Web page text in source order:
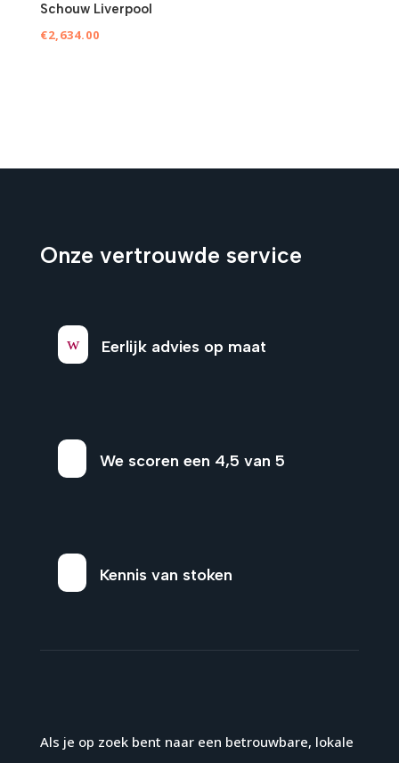
Schouw Liverpool
€2,634.00
Onze vertrouwde service
w Eerlijk advies op maat
We scoren een 4,5 van 5
Kennis van stoken
Als je op zoek bent naar een betrouwbare, lokale